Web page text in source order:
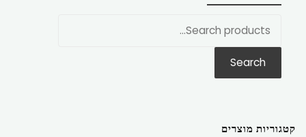
Search
קטגוריות מוצרים